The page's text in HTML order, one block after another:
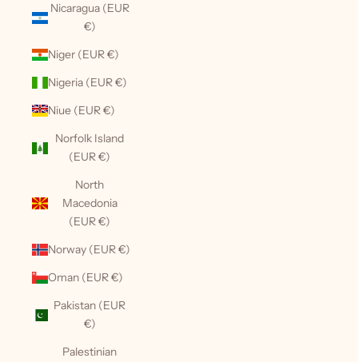
Nicaragua (EUR
€)
Niger (EUR €)
Nigeria (EUR €)
Niue (EUR €)
Norfolk Island
(EUR €)
North
Macedonia
(EUR €)
Norway (EUR €)
Oman (EUR €)
Pakistan (EUR
€)
Palestinian